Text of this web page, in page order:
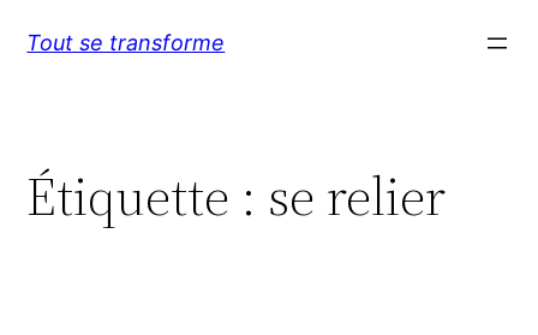
Tout se transforme
Étiquette : se relier